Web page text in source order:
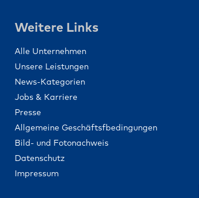
Weitere Links
Alle Unternehmen
Unsere Leistungen
News-Kategorien
Jobs & Karriere
Presse
Allgemeine Geschäftsfbedingungen
Bild- und Fotonachweis
Datenschutz
Impressum